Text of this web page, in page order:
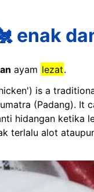
enak
ayam lezat.
is a
(Padang). It
hidangan ketika
terlalu alot